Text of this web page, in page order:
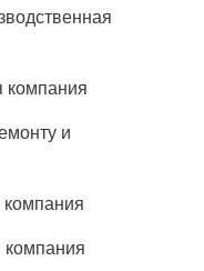
компания
и